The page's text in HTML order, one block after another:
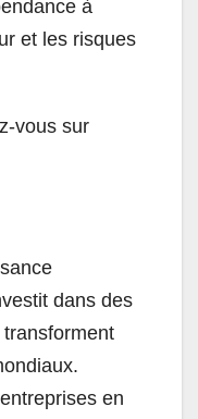
à
et les risques
vous sur
dans des
en